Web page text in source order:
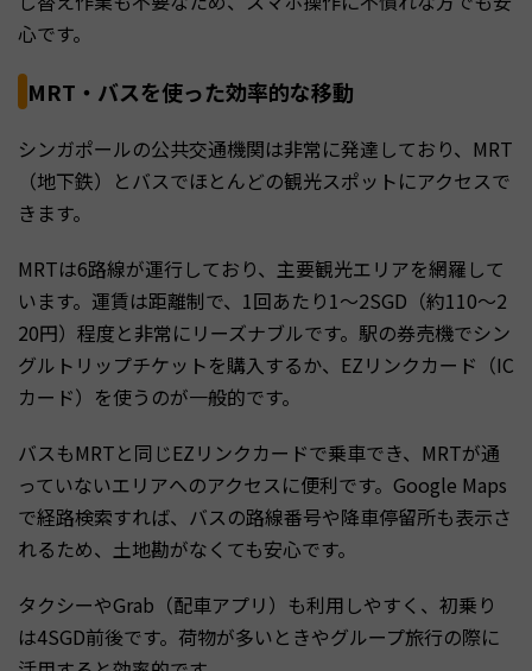
心です。
MRT・バスを使った効率的な移動
シンガポールの公共交通機関は非常に発達しており、MRT
（地下鉄）とバスでほとんどの観光スポットにアクセスで
きます。
MRTは6路線が運行しており、主要観光エリアを網羅して
います。運賃は距離制で、1回あたり1〜2SGD（約110〜2
20円）程度と非常にリーズナブルです。駅の券売機でシン
グルトリップチケットを購入するか、EZリンクカード（IC
カード）を使うのが一般的です。
バスもMRTと同じEZリンクカードで乗車でき、MRTが通
っていないエリアへのアクセスに便利です。Google Maps
で経路検索すれば、バスの路線番号や降車停留所も表示さ
れるため、土地勘がなくても安心です。
タクシーやGrab（配車アプリ）も利用しやすく、初乗り
は4SGD前後です。荷物が多いときやグループ旅行の際に